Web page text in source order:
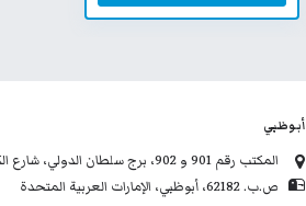
أبوظبي
المكتب رقم 901 و 902، برج سلطان الدولي، شارع الكورنيش
ص.ب. 62182، أبوظبي، الإمارات العربية المتحدة